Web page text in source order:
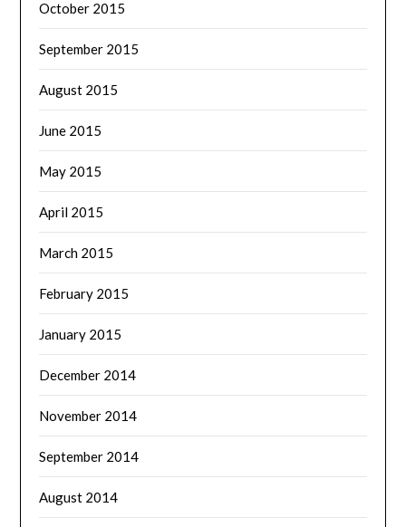
October 2015
September 2015
August 2015
June 2015
May 2015
April 2015
March 2015
February 2015
January 2015
December 2014
November 2014
September 2014
August 2014